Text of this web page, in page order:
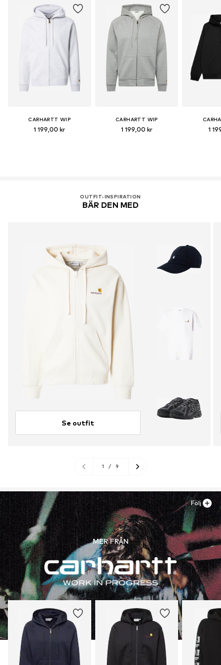
CARHARTT WIP
1 199,00 kr
CARHARTT WIP
1 199,00 kr 1
OUTFIT-INSPIRATION
BÄR DEN MED
Se outfit
1 / 9
MER FRÅN
Följ